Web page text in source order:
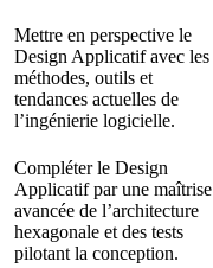
Mettre en perspective le
Design Applicatif avec les
méthodes, outils et
tendances actuelles de
l’ingénierie logicielle.
Compléter le Design
Applicatif par une maîtrise
avancée de l’architecture
hexagonale et des tests
pilotant la conception.